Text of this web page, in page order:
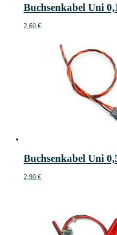
Buchsenkabel Uni
2,60 €
Buchsenkabel Uni
2,90 €